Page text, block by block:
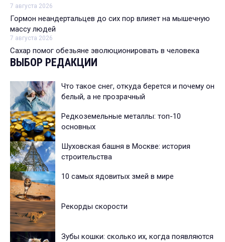
7 августа 2026
Гормон неандертальцев до сих пор влияет на мышечную
массу людей
7 августа 2026
Сахар помог обезьяне эволюционировать в человека
ВЫБОР РЕДАКЦИИ
Что такое снег, откуда берется и почему он
белый, а не прозрачный
Редкоземельные металлы: топ-10
основных
Шуховская башня в Москве: история
строительства
10 самых ядовитых змей в мире
Рекорды скорости
Зубы кошки: сколько их, когда появляются